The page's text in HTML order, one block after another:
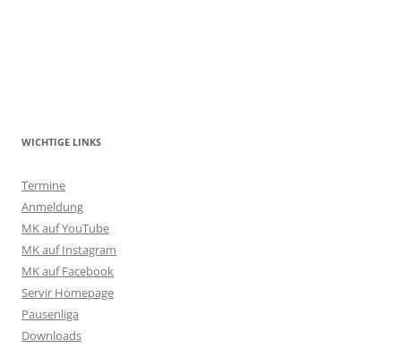
WICHTIGE LINKS
Termine
Anmeldung
MK auf YouTube
MK auf Instagram
MK auf Facebook
Servir Homepage
Pausenliga
Downloads